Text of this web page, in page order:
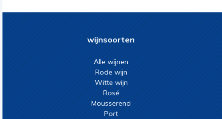
wijnsoorten
Alle wijnen
Rode wijn
Witte wijn
Rosé
Mousserend
Port